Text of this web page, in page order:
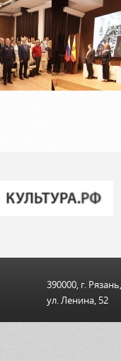
390000, г. Рязань,
ул. Ленина, 52